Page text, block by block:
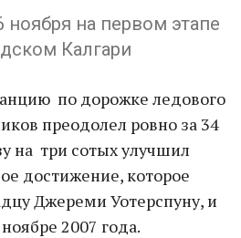
на первом этапе
Калгари
по дорожке ледового
преодолел ровно за 34
на три сотых улучшил
достижение, которое
Джереми Уотерспуну, и
2007 года.